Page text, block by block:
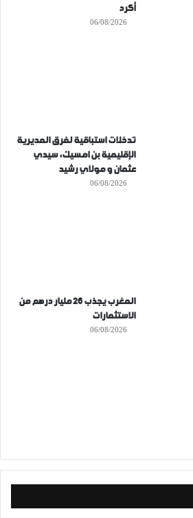
أكرد
06/08/2026
تدخلات استباقية لفرق المديرية
الإقليمية بن امسيك، سيدي
عثمان و مولاي رشيد
06/08/2026
المغرب يجذب 26 مليار درهم من
الاستثمارات
06/08/2026